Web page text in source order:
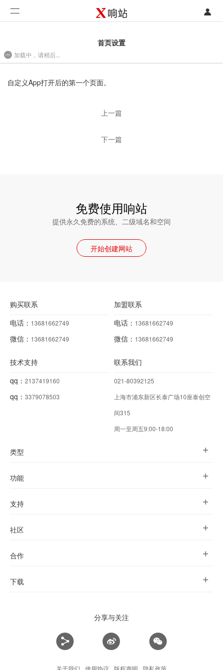
注册
联系销售部门
开发类型
功能
首页设置
自定义App打开后的第一个页面。
上一篇
下一篇
免费使用响站
提供永久免费的系统、二级域名和空间
开始创建网站
购买联系
电话： 13681662749
微信： 13681662749
加盟联系
电话： 13681662749
微信： 13681662749
技术支持
qq： 2137419160
qq： 3379078503
联系我们
021-80392125
上海市浦东新区长泰广场10座泰创空
间315
周一至周五9:00-18:00
类型
功能
支持
社区
合作
下载
分享与关注
加载中，请稍后...